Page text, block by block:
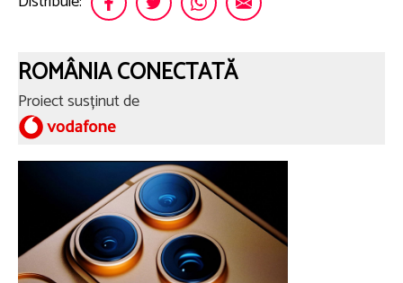
ROMÂNIA CONECTATĂ
Proiect susținut de